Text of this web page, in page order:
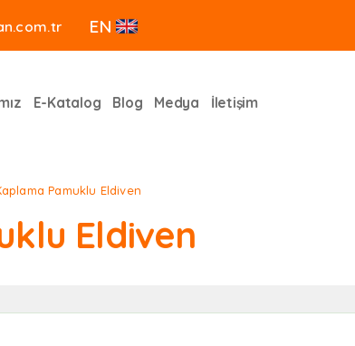
EN
E-Katalog Blog Medya İletişim
Pamuklu Eldiven
Eldiven